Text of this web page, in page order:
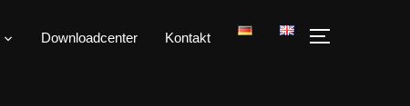
Downloadcenter Kontakt